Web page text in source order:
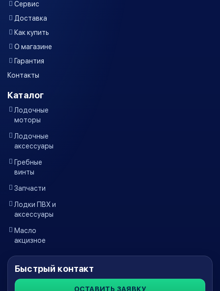
Сервис
Доставка
Как купить
О магазине
Гарантия
Контакты
Каталог
Лодочные
моторы
Лодочные
аксессуары
Гребные
винты
Запчасти
Лодки ПВХ и
аксессуары
Масло
акцизное
Быстрый контакт
ОСТАВИТЬ ЗАЯВКУ